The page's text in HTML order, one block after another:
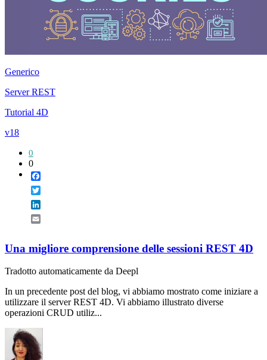
Generico
Server REST
Tutorial 4D
v18
0
0
Una migliore comprensione delle sessioni REST 4D
Tradotto automaticamente da Deepl
In un precedente post del blog, vi abbiamo mostrato come iniziare a
utilizzare il server REST 4D. Vi abbiamo illustrato diverse
operazioni CRUD utiliz...